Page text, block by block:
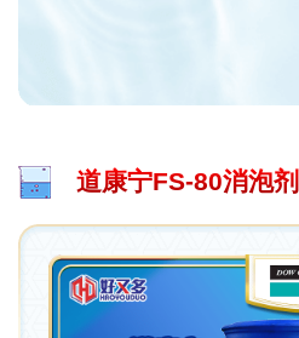
道康宁FS-80消泡剂